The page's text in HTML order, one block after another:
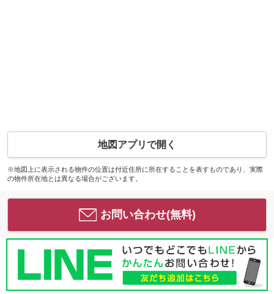
地図アプリで開く
※地図上に表示される物件の位置は付近住所に所在することを表すものであり、実際
の物件所在地とは異なる場合がございます。
お問い合わせ(無料)